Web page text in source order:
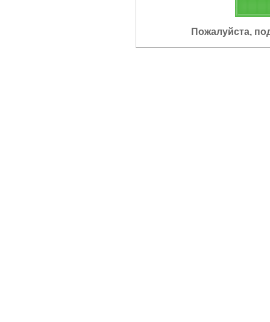
Пожалуйста,